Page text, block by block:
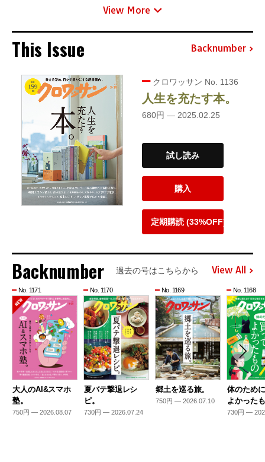
View More
This Issue Backnumber
クロワッサン No. 1136
人生を充たす本。
680円 — 2025.02.25
試し読み
購入
定期購読 (33%OFF)
Backnumber 過去の号はこちらから View All
No. 1171
大人のAI&スマホ
塾。
750円 — 2026.08.07
No. 1170
夏バテ撃退レシ
ピ。
730円 — 2026.07.24
No. 1169
郷土を巡る旅。
750円 — 2026.07.10
No. 1168
体のため
よかった
730円 —